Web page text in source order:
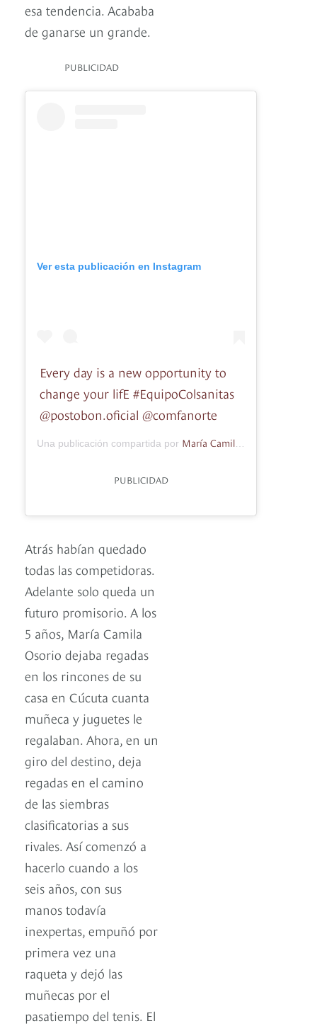
esa tendencia. Acababa
de ganarse un grande.
PUBLICIDAD
Ver esta publicación en Instagram
Every day is a new opportunity to
change your lifE #EquipoColsanitas
@postobon.oficial @comfanorte
Una publicación compartida por María Camila Osorio
PUBLICIDAD
Atrás habían quedado
todas las competidoras.
Adelante solo queda un
futuro promisorio. A los
5 años, María Camila
Osorio dejaba regadas
en los rincones de su
casa en Cúcuta cuanta
muñeca y juguetes le
regalaban. Ahora, en un
giro del destino, deja
regadas en el camino
de las siembras
clasificatorias a sus
rivales. Así comenzó a
hacerlo cuando a los
seis años, con sus
manos todavía
inexpertas, empuñó por
primera vez una
raqueta y dejó las
muñecas por el
pasatiempo del tenis. El